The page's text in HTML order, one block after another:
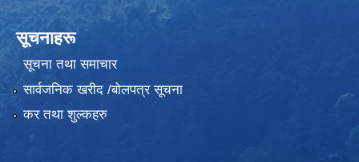
सूचनाहरू
सूचना तथा समाचार
सार्वजनिक खरीद /बोलपत्र सूचना
कर तथा शुल्कहरु